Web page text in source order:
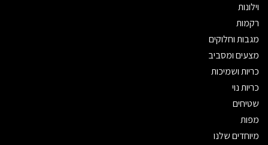
וילונות
רקמות
מגבות וחלוקים
מצעים ומסביב
כריות ושמיכות
כריות נוי
שטיחים
מפות
מיוחדים שלנו